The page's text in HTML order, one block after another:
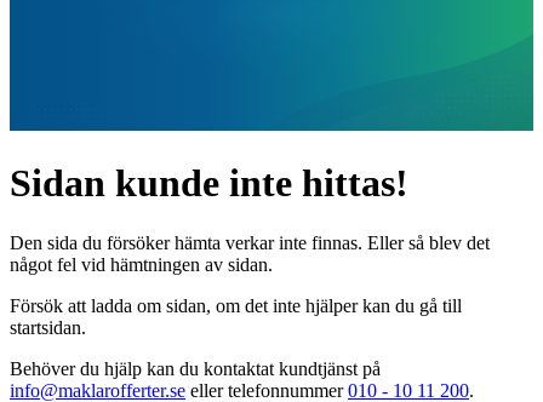
Sidan kunde inte hittas!
Den sida du försöker hämta verkar inte finnas. Eller så blev det
något fel vid hämtningen av sidan.
Försök att ladda om sidan, om det inte hjälper kan du gå till
startsidan.
Behöver du hjälp kan du kontaktat kundtjänst på
info@maklarofferter.se eller telefonnummer010 - 10 11 200.